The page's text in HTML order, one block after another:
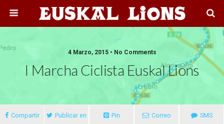
4 Marzo, 2015 • No Comments
I Marcha Ciclista Euskal Lions
Compartir
Publicar en
Pin
Correo
SMS